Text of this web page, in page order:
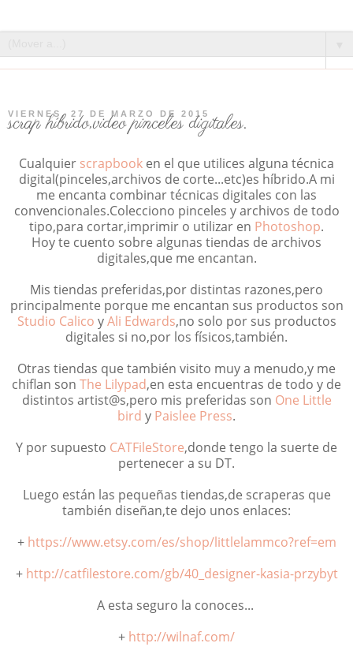
VIERNES, 27 DE MARZO DE 2015
scrap híbrido,video pinceles digitales.
Cualquier scrapbook en el que utilices alguna técnica
digital(pinceles,archivos de corte...etc)es híbrido.A mi
me encanta combinar técnicas digitales con las
convencionales.Colecciono pinceles y archivos de todo
tipo,para cortar,imprimir o utilizar en Photoshop.
Hoy te cuento sobre algunas tiendas de archivos
digitales,que me encantan.
Mis tiendas preferidas,por distintas razones,pero
principalmente porque me encantan sus productos son
Studio Calico yAli Edwards,no solo por sus productos
digitales si no,por los físicos,también.
Otras tiendas que también visito muy a menudo,y me
chiflan son The Lilypad,en esta encuentras de todo y de
distintos artist@s,pero mis preferidas son One Little
bird y Paislee Press.
Y por supuesto CATFileStore,donde tengo la suerte de
pertenecer a su DT.
Luego están las pequeñas tiendas,de scraperas que
también diseñan,te dejo unos enlaces:
+https://www.etsy.com/es/shop/littlelammco?ref=em
+ http://catfilestore.com/gb/40_designer-kasia-przybyt
A esta seguro la conoces...
+ http://wilnaf.com/